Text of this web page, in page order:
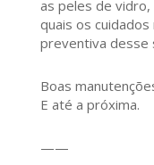
as peles de
quais os
preventiva desse
Boas
E até a próxima.
——